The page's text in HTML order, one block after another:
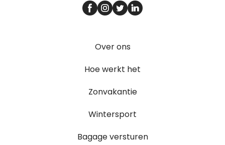
Over ons
Hoe werkt het
Zonvakantie
Wintersport
Bagage versturen